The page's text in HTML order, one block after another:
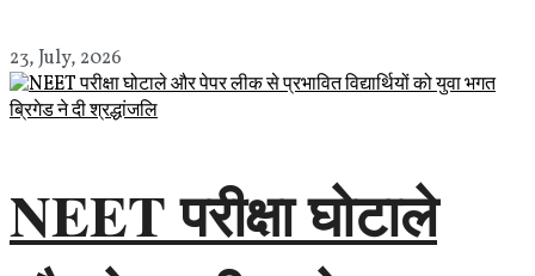
23, July, 2026
NEET परीक्षा घोटाले